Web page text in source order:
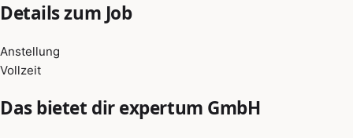
Details zum Job
Anstellung
Vollzeit
Das bietet dir expertum GmbH